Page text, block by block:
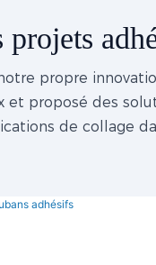
propre
proposé des
de collage